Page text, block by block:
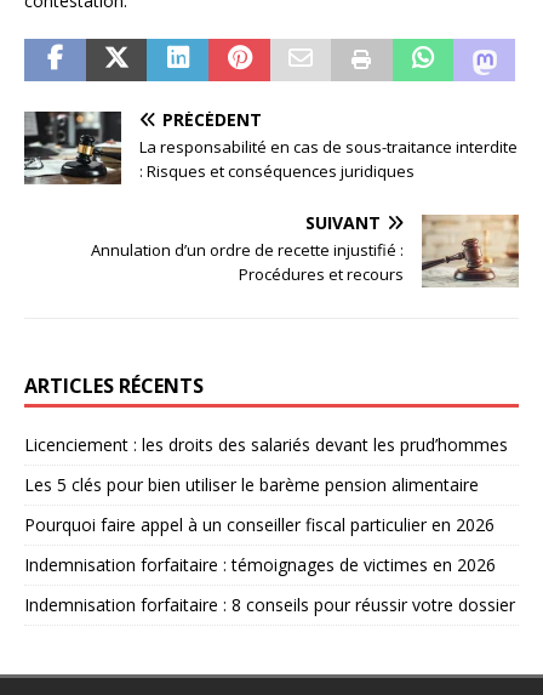
PRÉCÉDENT
La responsabilité en cas de sous-traitance interdite
: Risques et conséquences juridiques
SUIVANT
Annulation d’un ordre de recette injustifié :
Procédures et recours
ARTICLES RÉCENTS
Licenciement : les droits des salariés devant les prud’hommes
Les 5 clés pour bien utiliser le barème pension alimentaire
Pourquoi faire appel à un conseiller fiscal particulier en 2026
Indemnisation forfaitaire : témoignages de victimes en 2026
Indemnisation forfaitaire : 8 conseils pour réussir votre dossier